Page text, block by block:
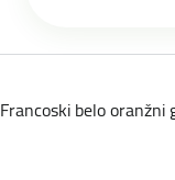
Francoski belo oranžni